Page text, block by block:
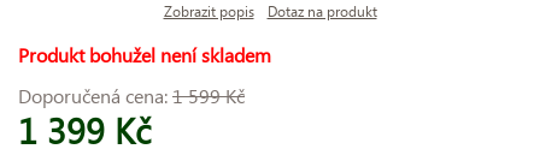
Zobrazit popis Dotaz na produkt
Produkt bohužel není skladem
Doporučená cena:1 599 Kč
1 399 Kč